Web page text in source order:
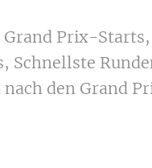
Grand Prix-
Schnellste
nach den Grand